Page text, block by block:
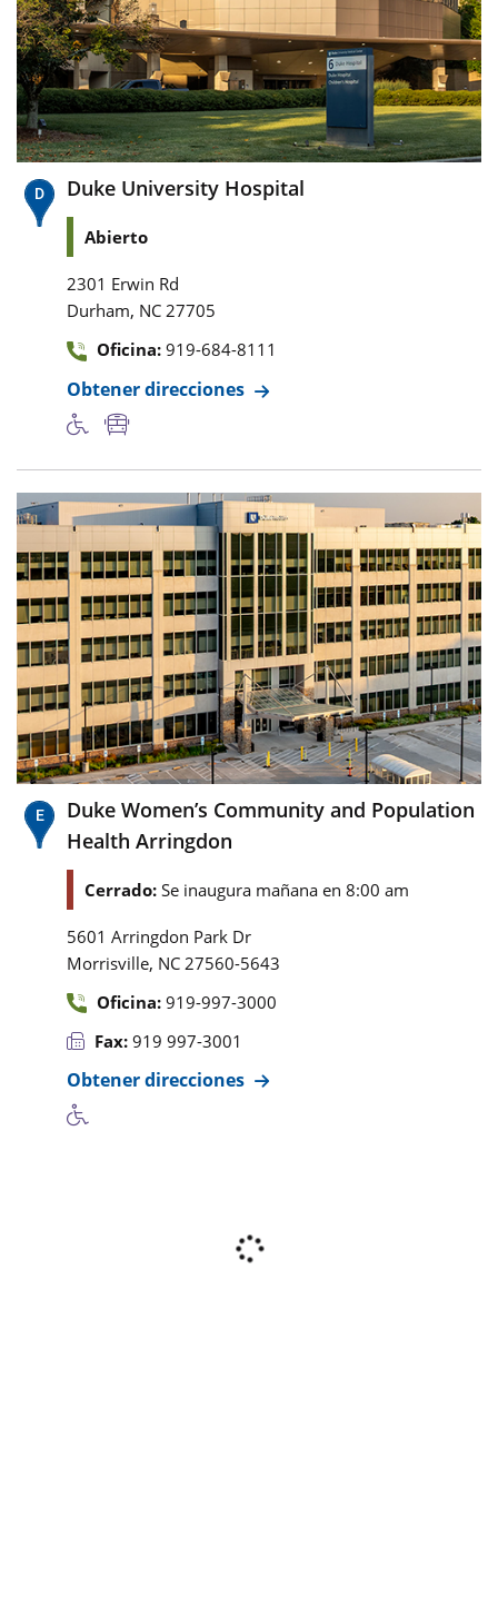
Duke University Hospital
Abierto
2301 Erwin Rd
Durham, NC 27705
Oficina: 919-684-8111
Obtener direcciones
Duke Women’s Community and Population
Health Arringdon
Cerrado: Se inaugura mañana en 8:00 am
5601 Arringdon Park Dr
Morrisville, NC 27560-5643
Oficina: 919-997-3000
Fax: 919 997-3001
Obtener direcciones